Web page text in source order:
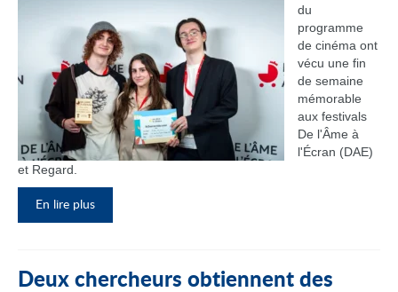
du
programme
de cinéma ont
vécu une fin
de semaine
mémorable
aux festivals
De l'Âme à
l'Écran (DAE)
et Regard.
En lire plus
Deux chercheurs obtiennent des